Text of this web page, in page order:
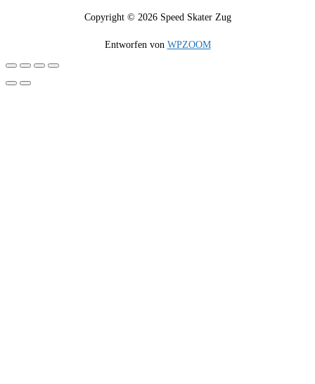
Copyright © 2026 Speed Skater Zug
Entworfen von WPZOOM